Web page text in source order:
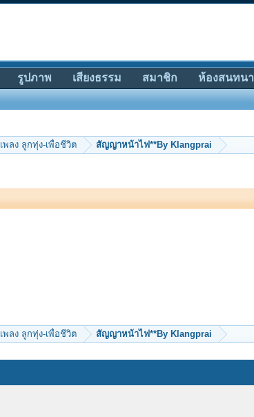
เพลง ลูกทุ่ง-เพื่อชีวิต สัญญาหน้าไฟ**By Klangprai
เพลง ลูกทุ่ง-เพื่อชีวิต สัญญาหน้าไฟ**By Klangprai
รูปภาพ เสียงธรรม สมาชิก ห้องสนทนา